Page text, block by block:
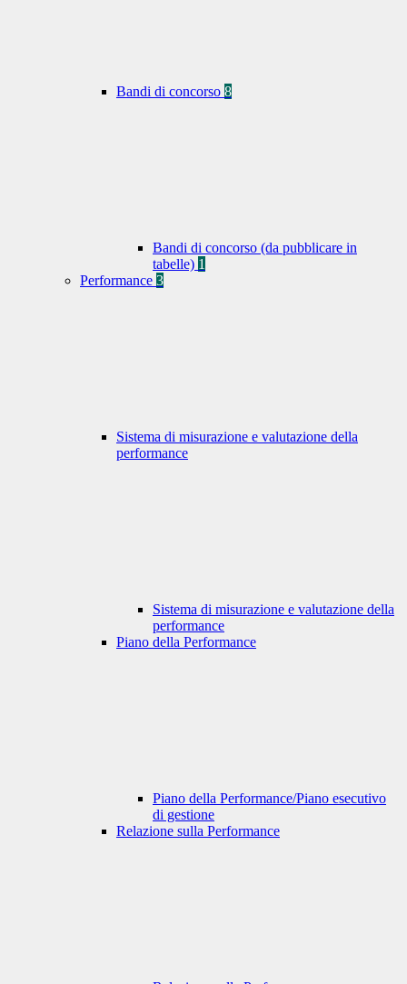
Bandi di concorso 8
Bandi di concorso (da pubblicare in
tabelle) 1
Performance 3
Sistema di misurazione e valutazione della
performance
Sistema di misurazione e valutazione della
performance
Piano della Performance
Piano della Performance/Piano esecutivo
di gestione
Relazione sulla Performance